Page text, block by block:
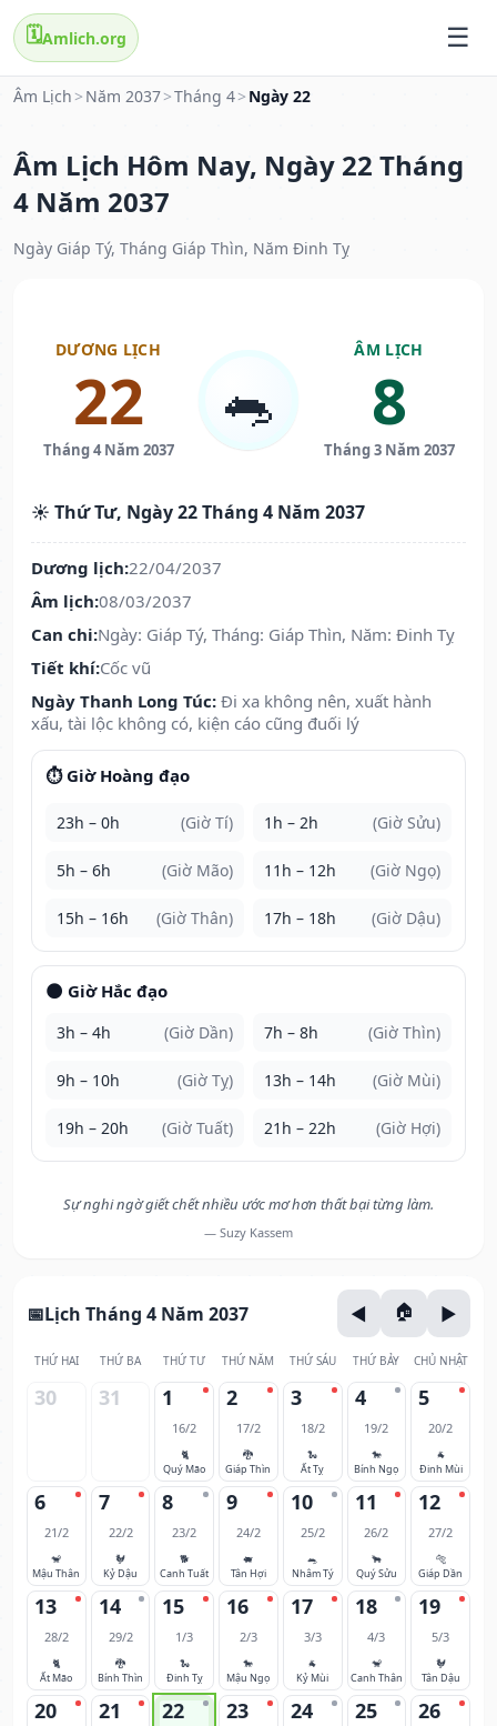
🗓️Amlich.org
Âm Lịch > Năm 2037>Tháng 4> Ngày 22
Âm Lịch Hôm Nay, Ngày 22 Tháng
4 Năm 2037
Ngày Giáp Tý, Tháng Giáp Thìn, Năm Đinh Tỵ
DƯƠNG LỊCH
22
Tháng 4 Năm 2037
🐀
ÂM LỊCH
8
Tháng 3 Năm 2037
☀️ Thứ Tư, Ngày 22 Tháng 4 Năm 2037
Dương lịch:22/04/2037
Âm lịch:08/03/2037
Can chi:Ngày: Giáp Tý, Tháng: Giáp Thìn, Năm: Đinh Tỵ
Tiết khí:Cốc vũ
Ngày Thanh Long Túc: Đi xa không nên, xuất hành
xấu, tài lộc không có, kiện cáo cũng đuối lý
⏱️ Giờ Hoàng đạo
23h – 0h (Giờ Tí) 1h – 2h (Giờ Sửu)
5h – 6h (Giờ Mão) 11h – 12h (Giờ Ngọ)
15h – 16h (Giờ Thân) 17h – 18h (Giờ Dậu)
🌑 Giờ Hắc đạo
3h – 4h (Giờ Dần) 7h – 8h (Giờ Thìn)
9h – 10h (Giờ Tỵ) 13h – 14h (Giờ Mùi)
19h – 20h (Giờ Tuất) 21h – 22h (Giờ Hợi)
Sự nghi ngờ giết chết nhiều ước mơ hơn thất bại từng làm.
— Suzy Kassem
Lịch Tháng 4 Năm 2037
THỨ HAI THỨ BA THỨ TƯ THỨ NĂM THỨ SÁU THỨ BẢY CHỦ NHẬT
30 31 1
16/2
🐈
Quý Mão
2
17/2
🐉
Giáp Thìn
3
18/2
🐍
Ất Tỵ
4
19/2
🐎
Bính Ngọ
5
20/2
🐐
Đinh Mùi
6
21/2
🐒
Mậu Thân
7
22/2
🐓
Kỷ Dậu
8
23/2
🐕
Canh Tuất
9
24/2
🐖
Tân Hợi
10
25/2
🐀
Nhâm Tý
11
26/2
🐂
Quý Sửu
12
27/2
🐅
Giáp Dần
13
28/2
🐈
Ất Mão
14
29/2
🐉
Bính Thìn
15
1/3
🐍
Đinh Tỵ
16
2/3
🐎
Mậu Ngọ
17
3/3
🐐
Kỷ Mùi
18
4/3
🐒
Canh Thân
19
5/3
🐓
Tân Dậu
20 21 22 23 24 25 26